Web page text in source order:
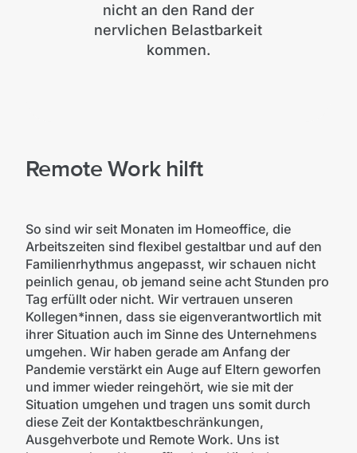
nicht an den Rand der
nervlichen Belastbarkeit
kommen.
Remote Work hilft
So sind wir seit Monaten im Homeoffice, die
Arbeitszeiten sind flexibel gestaltbar und auf den
Familienrhythmus angepasst, wir schauen nicht
peinlich genau, ob jemand seine acht Stunden pro
Tag erfüllt oder nicht. Wir vertrauen unseren
Kollegen*innen, dass sie eigenverantwortlich mit
ihrer Situation auch im Sinne des Unternehmens
umgehen. Wir haben gerade am Anfang der
Pandemie verstärkt ein Auge auf Eltern geworfen
und immer wieder reingehört, wie sie mit der
Situation umgehen und tragen uns somit durch
diese Zeit der Kontaktbeschränkungen,
Ausgehverbote und Remote Work. Uns ist